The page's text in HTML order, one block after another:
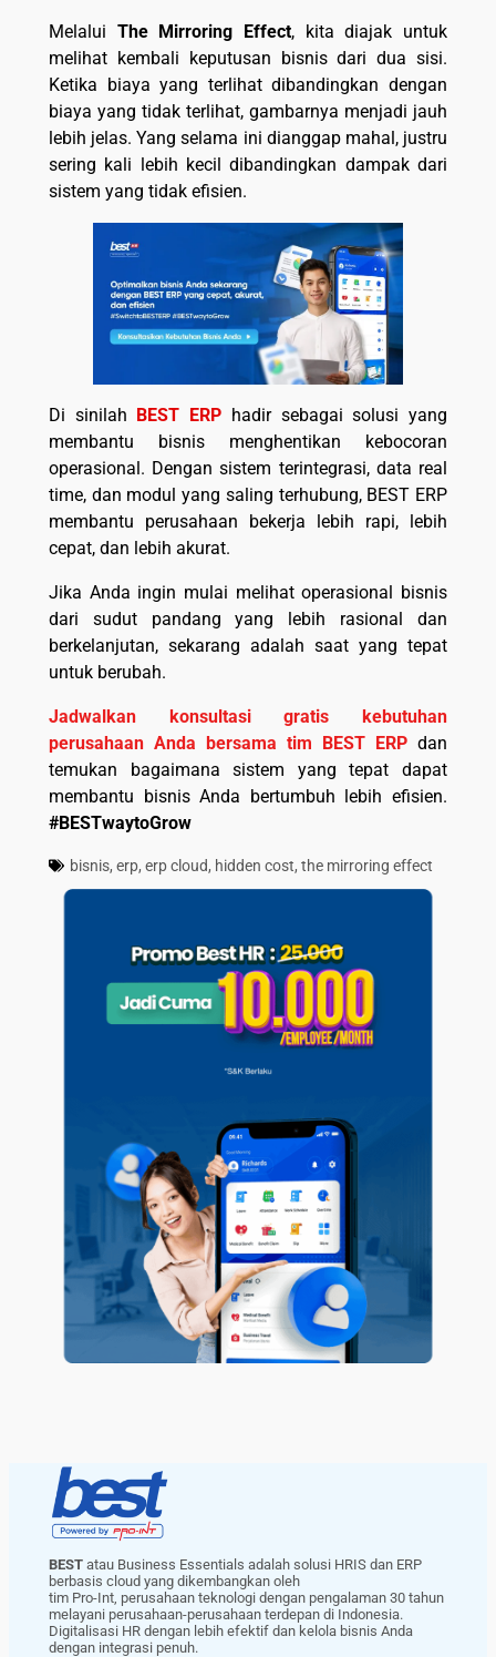
Melalui The Mirroring Effect, kita diajak untuk
melihat kembali keputusan bisnis dari dua sisi.
Ketika biaya yang terlihat dibandingkan dengan
biaya yang tidak terlihat, gambarnya menjadi jauh
lebih jelas. Yang selama ini dianggap mahal, justru
sering kali lebih kecil dibandingkan dampak dari
sistem yang tidak efisien.
Di sinilah BEST ERP hadir sebagai solusi yang
membantu bisnis menghentikan kebocoran
operasional. Dengan sistem terintegrasi, data real
time, dan modul yang saling terhubung, BEST ERP
membantu perusahaan bekerja lebih rapi, lebih
cepat, dan lebih akurat.
Jika Anda ingin mulai melihat operasional bisnis
dari sudut pandang yang lebih rasional dan
berkelanjutan, sekarang adalah saat yang tepat
untuk berubah.
Jadwalkan konsultasi gratis kebutuhan
perusahaan Anda bersama tim BEST ERP dan
temukan bagaimana sistem yang tepat dapat
membantu bisnis Anda bertumbuh lebih efisien.
#BESTwaytoGrow
bisnis, erp, erp cloud, hidden cost, the mirroring effect
BEST atau Business Essentials adalah solusi HRIS dan ERP
berbasis cloud yang dikembangkan oleh
tim Pro-Int, perusahaan teknologi dengan pengalaman 30 tahun
melayani perusahaan-perusahaan terdepan di Indonesia.
Digitalisasi HR dengan lebih efektif dan kelola bisnis Anda
dengan integrasi penuh.